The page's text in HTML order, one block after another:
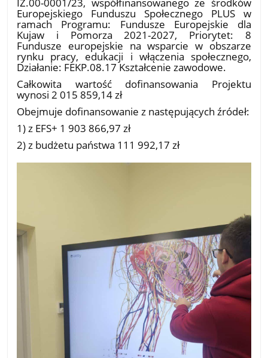
Europejskiego Funduszu Społecznego PLUS w
ramach Programu: Fundusze Europejskie dla
Kujaw i Pomorza 2021-2027, Priorytet: 8
Fundusze europejskie na wsparcie w obszarze
rynku pracy, edukacji i włączenia społecznego,
Działanie: FEKP.08.17 Kształcenie zawodowe.
Całkowita wartość dofinansowania Projektu
wynosi 2 015 859,14 zł
Obejmuje dofinansowanie z następujących źródeł:
1) z EFS+ 1 903 866,97 zł
2) z budżetu państwa 111 992,17 zł